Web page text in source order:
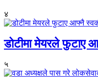
४
डोटीमा मेयरले फुटाए
५